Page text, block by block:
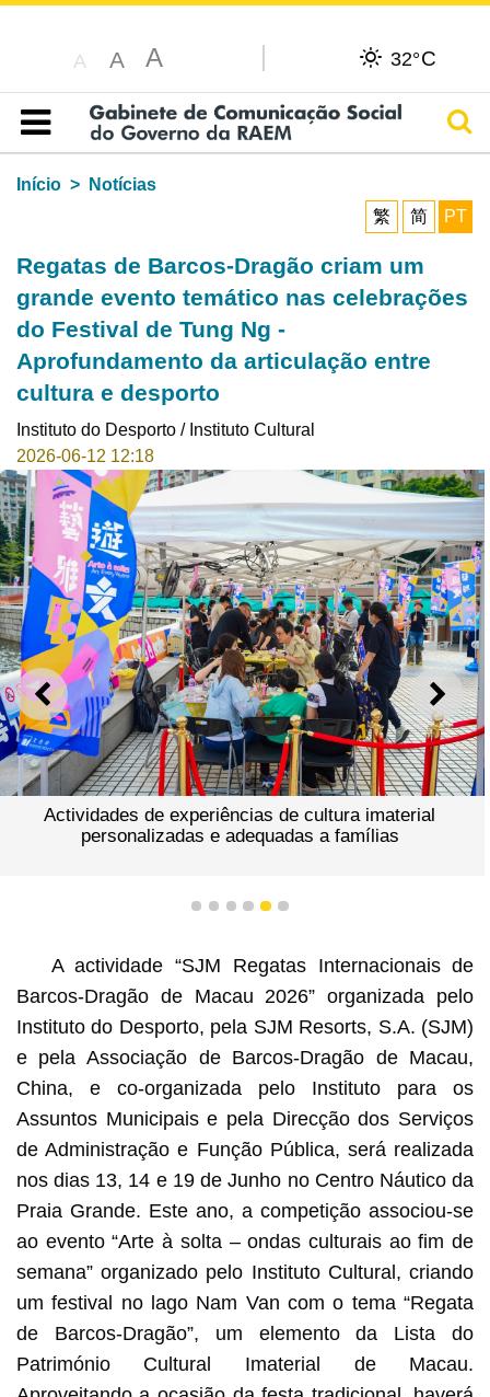
A A A 32°C
Índice
Início
Notícias
繁
简 PT
Regatas de Barcos-Dragão criam um
grande evento temático nas celebrações
do Festival de Tung Ng -
Aprofundamento da articulação entre
cultura e desporto
Instituto do Desporto / Instituto Cultural
2026-06-12 12:18
ANTERIOR
Actividades de experiências de cultura imaterial
personalizadas e adequadas a famílias
1 2 3 4 5 6
A actividade “SJM Regatas Internacionais de
Barcos-Dragão de Macau 2026” organizada pelo
Instituto do Desporto, pela SJM Resorts, S.A. (SJM)
e pela Associação de Barcos-Dragão de Macau,
China, e co-organizada pelo Instituto para os
Assuntos Municipais e pela Direcção dos Serviços
de Administração e Função Pública, será realizada
nos dias 13, 14 e 19 de Junho no Centro Náutico da
Praia Grande. Este ano, a competição associou-se
ao evento “Arte à solta – ondas culturais ao fim de
semana” organizado pelo Instituto Cultural, criando
um festival no lago Nam Van com o tema “Regata
de Barcos-Dragão”, um elemento da Lista do
Património Cultural Imaterial de Macau.